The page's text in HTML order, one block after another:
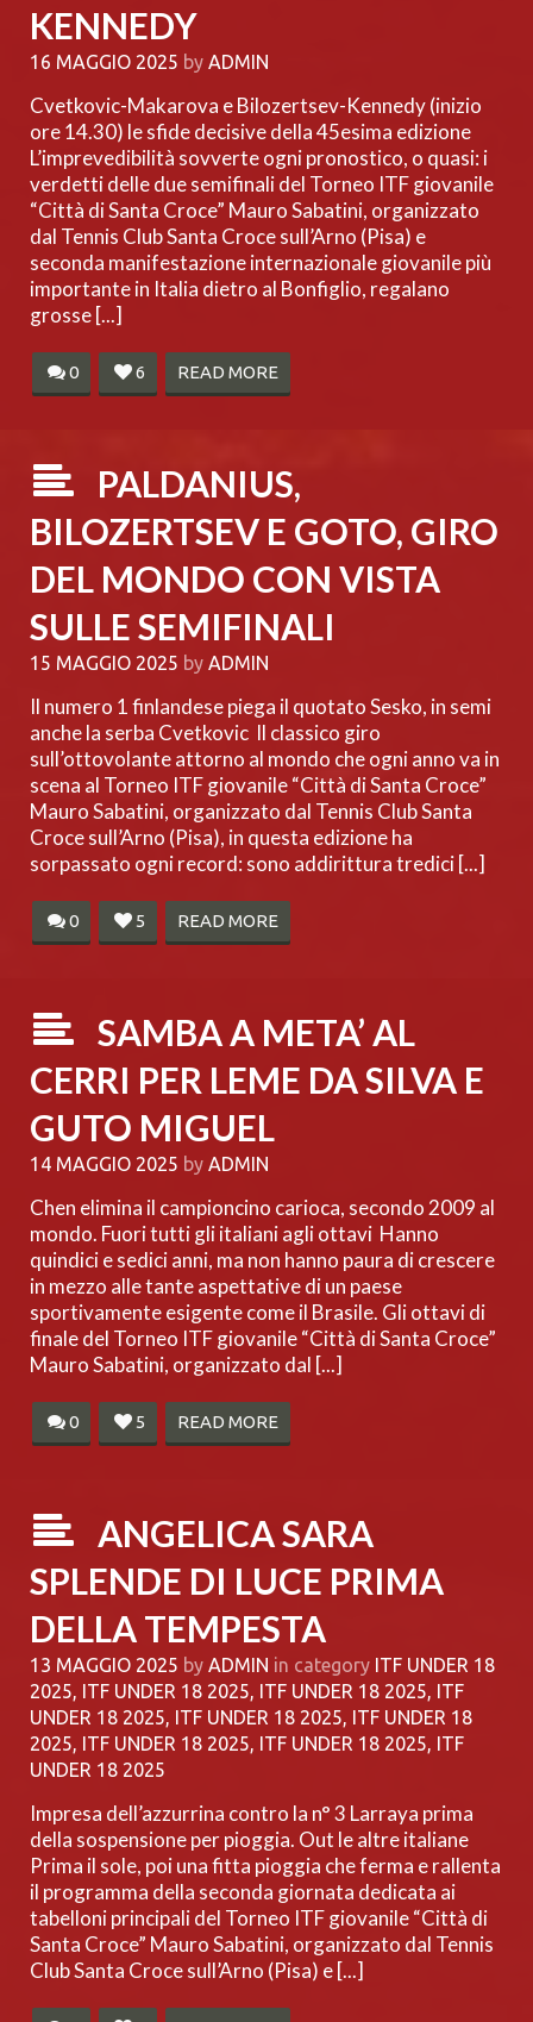
KENNEDY
16 MAGGIO 2025 by ADMIN
Cvetkovic-Makarova e Bilozertsev-Kennedy (inizio
ore 14.30) le sfide decisive della 45esima edizione
L’imprevedibilità sovverte ogni pronostico, o quasi: i
verdetti delle due semifinali del Torneo ITF giovanile
“Città di Santa Croce” Mauro Sabatini, organizzato
dal Tennis Club Santa Croce sull’Arno (Pisa) e
seconda manifestazione internazionale giovanile più
importante in Italia dietro al Bonfiglio, regalano
grosse [...]
0 6 READ MORE
PALDANIUS,
BILOZERTSEV E GOTO, GIRO
DEL MONDO CON VISTA
SULLE SEMIFINALI
15 MAGGIO 2025 by ADMIN
Il numero 1 finlandese piega il quotato Sesko, in semi
anche la serba Cvetkovic Il classico giro
sull’ottovolante attorno al mondo che ogni anno va in
scena al Torneo ITF giovanile “Città di Santa Croce”
Mauro Sabatini, organizzato dal Tennis Club Santa
Croce sull’Arno (Pisa), in questa edizione ha
sorpassato ogni record: sono addirittura tredici [...]
0 5 READ MORE
SAMBA A META’ AL
CERRI PER LEME DA SILVA E
GUTO MIGUEL
14 MAGGIO 2025 by ADMIN
Chen elimina il campioncino carioca, secondo 2009 al
mondo. Fuori tutti gli italiani agli ottavi Hanno
quindici e sedici anni, ma non hanno paura di crescere
in mezzo alle tante aspettative di un paese
sportivamente esigente come il Brasile. Gli ottavi di
finale del Torneo ITF giovanile “Città di Santa Croce”
Mauro Sabatini, organizzato dal [...]
0 5 READ MORE
ANGELICA SARA
SPLENDE DI LUCE PRIMA
DELLA TEMPESTA
13 MAGGIO 2025 by ADMIN in category ITF UNDER 18
2025, ITF UNDER 18 2025, ITF UNDER 18 2025, ITF
UNDER 18 2025, ITF UNDER 18 2025, ITF UNDER 18
2025, ITF UNDER 18 2025, ITF UNDER 18 2025, ITF
UNDER 18 2025
Impresa dell’azzurrina contro la n° 3 Larraya prima
della sospensione per pioggia. Out le altre italiane
Prima il sole, poi una fitta pioggia che ferma e rallenta
il programma della seconda giornata dedicata ai
tabelloni principali del Torneo ITF giovanile “Città di
Santa Croce” Mauro Sabatini, organizzato dal Tennis
Club Santa Croce sull’Arno (Pisa) e [...]